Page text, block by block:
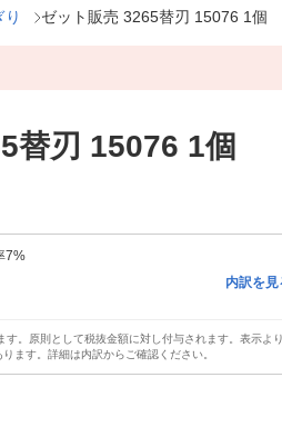
り ゼット販売 3265替刃 15076 1個
替刃 15076 1個
7%
内訳を見
。原則として税抜金額に対し付与されます。表示より
ます。詳細は内訳からご確認ください。